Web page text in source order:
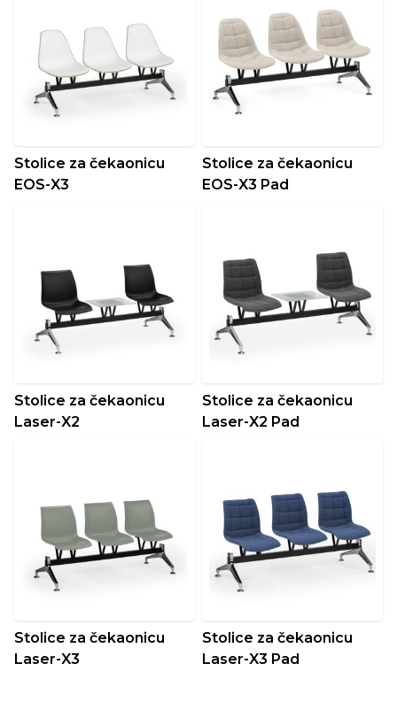
Stolice za čekaonicu
EOS-X3
Stolice za čekaonicu
EOS-X3 Pad
Stolice za čekaonicu
Laser-X2
Stolice za čekaonicu
Laser-X2 Pad
Stolice za čekaonicu
Laser-X3
Stolice za čekaonicu
Laser-X3 Pad